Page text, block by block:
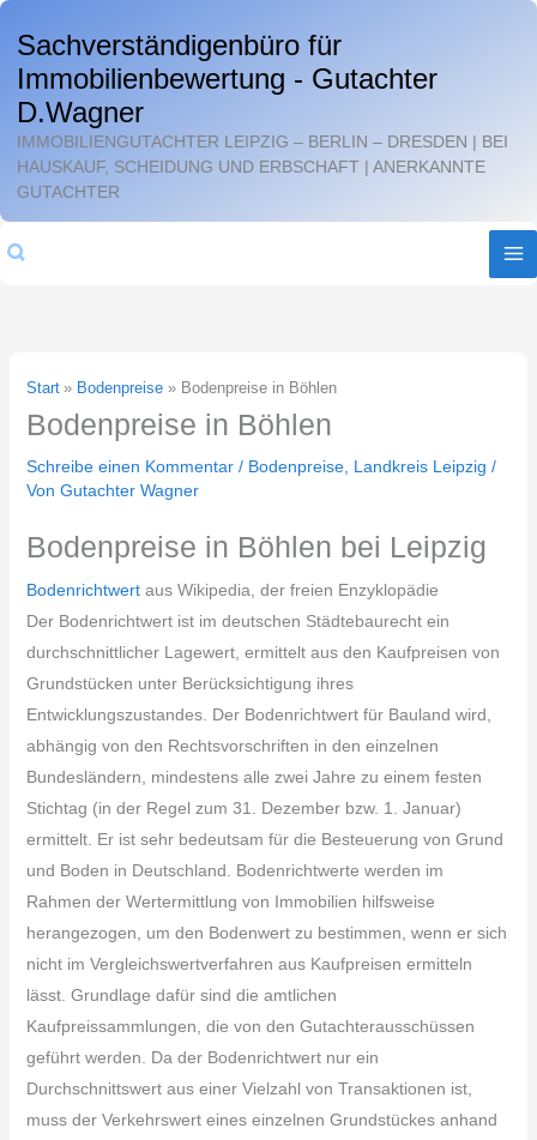
Zum
Inhalt
springen
Sachverständigenbüro für
Immobilienbewertung - Gutachter
D.Wagner
IMMOBILIENGUTACHTER LEIPZIG – BERLIN – DRESDEN | BEI
HAUSKAUF, SCHEIDUNG UND ERBSCHAFT | ANERKANNTE
GUTACHTER
Suchen
Start Bodenpreise Bodenpreise in Böhlen
Bodenpreise in Böhlen
Schreibe einen Kommentar / Bodenpreise, Landkreis Leipzig /
Von Gutachter Wagner
Bodenpreise in Böhlen bei Leipzig
Bodenrichtwert aus Wikipedia, der freien Enzyklopädie
Der Bodenrichtwert ist im deutschen Städtebaurecht ein
durchschnittlicher Lagewert, ermittelt aus den Kaufpreisen von
Grundstücken unter Berücksichtigung ihres
Entwicklungszustandes. Der Bodenrichtwert für Bauland wird,
abhängig von den Rechtsvorschriften in den einzelnen
Bundesländern, mindestens alle zwei Jahre zu einem festen
Stichtag (in der Regel zum 31. Dezember bzw. 1. Januar)
ermittelt. Er ist sehr bedeutsam für die Besteuerung von Grund
und Boden in Deutschland. Bodenrichtwerte werden im
Rahmen der Wertermittlung von Immobilien hilfsweise
herangezogen, um den Bodenwert zu bestimmen, wenn er sich
nicht im Vergleichswertverfahren aus Kaufpreisen ermitteln
lässt. Grundlage dafür sind die amtlichen
Kaufpreissammlungen, die von den Gutachterausschüssen
geführt werden. Da der Bodenrichtwert nur ein
Durchschnittswert aus einer Vielzahl von Transaktionen ist,
muss der Verkehrswert eines einzelnen Grundstückes anhand